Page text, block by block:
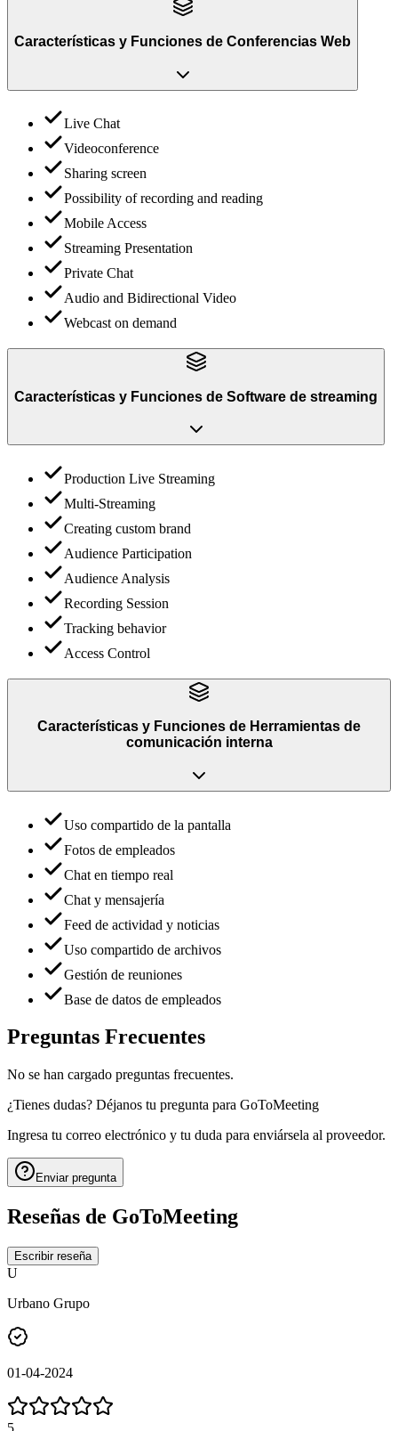
Características y Funciones de Conferencias Web
Live Chat
Videoconference
Sharing screen
Possibility of recording and reading
Mobile Access
Streaming Presentation
Private Chat
Audio and Bidirectional Video
Webcast on demand
Características y Funciones de Software de streaming
Production Live Streaming
Multi-Streaming
Creating custom brand
Audience Participation
Audience Analysis
Recording Session
Tracking behavior
Access Control
Características y Funciones de Herramientas de
comunicación interna
Uso compartido de la pantalla
Fotos de empleados
Chat en tiempo real
Chat y mensajería
Feed de actividad y noticias
Uso compartido de archivos
Gestión de reuniones
Base de datos de empleados
Preguntas Frecuentes
No se han cargado preguntas frecuentes.
¿Tienes dudas? Déjanos tu pregunta para GoToMeeting
Ingresa tu correo electrónico y tu duda para enviársela al proveedor.
Enviar pregunta
Reseñas de GoToMeeting
Escribir reseña
U
Urbano Grupo
01-04-2024